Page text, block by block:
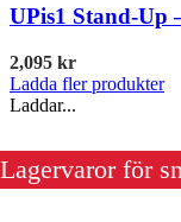
UPis1 Stand-Up
2,095 kr
Ladda fler produkter
Laddar...
Lagervaror för